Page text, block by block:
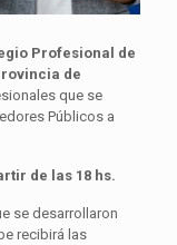
Profesional de
de
que se
Públicos a
de las 18 hs.
se desarrollaron
recibirá las